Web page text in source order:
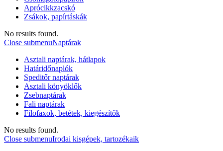
Aprócikkzacskó
Zsákok, papírtáskák
No results found.
Close submenuNaptárak
Asztali naptárak, hátlapok
Határidőnaplók
Speditőr naptárak
Asztali könyöklők
Zsebnaptárak
Fali naptárak
Filofaxok, betétek, kiegészítők
No results found.
Close submenuIrodai kisgépek, tartozékaik